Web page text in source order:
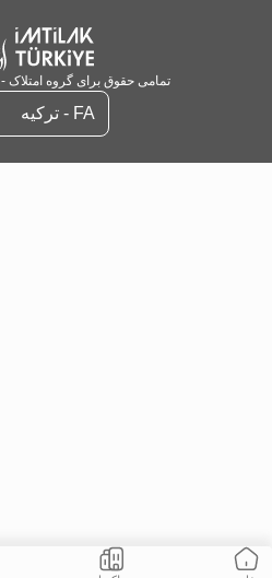
تمامی حقوق برای گروه امتلاک -
FA - تركيه